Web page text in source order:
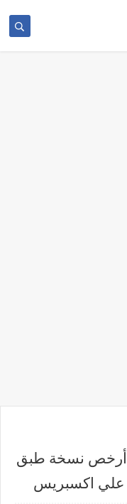
سماعات آيربودز i500 TWS أرخص نسخة طبق